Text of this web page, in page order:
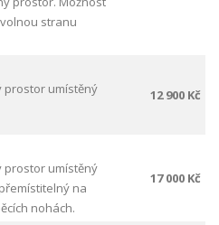
stranu
prostor umístěný
12 900 Kč
prostor umístěný
na
nohách.
17 000 Kč